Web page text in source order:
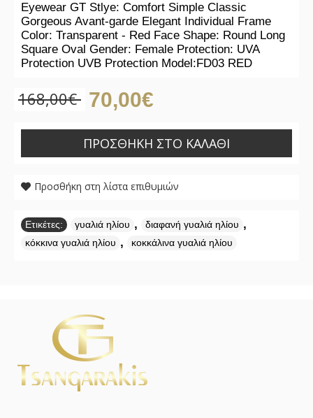
Eyewear GT Stlye: Comfort Simple Classic
Gorgeous Avant-garde Elegant Individual Frame
Color: Transparent - Red Face Shape: Round Long
Square Oval Gender: Female Protection: UVA
Protection UVB Protection Model:FD03 RED
168,00€ 70,00€
ΠΡΟΣΘΉΚΗ ΣΤΟ ΚΑΛΆΘΙ
Προσθήκη στη λίστα επιθυμιών
Ετικέτες: γυαλιά ηλίου , διαφανή γυαλιά ηλίου ,
κόκκινα γυαλιά ηλίου , κοκκάλινα γυαλιά ηλίου